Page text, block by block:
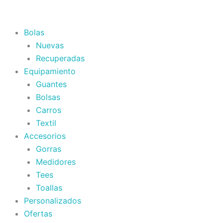
contenido
Bolas
Nuevas
Recuperadas
Equipamiento
Guantes
Bolsas
Carros
Textil
Accesorios
Gorras
Medidores
Tees
Toallas
Personalizados
Ofertas